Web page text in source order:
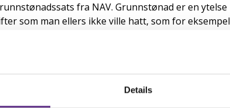
Details
fra NAV. Grunnstønad er en
som man ellers ikke ville hatt, som for
i 2012 mente hun selv at sats fire ville
som verdt å dekke mer enn til laveste sats